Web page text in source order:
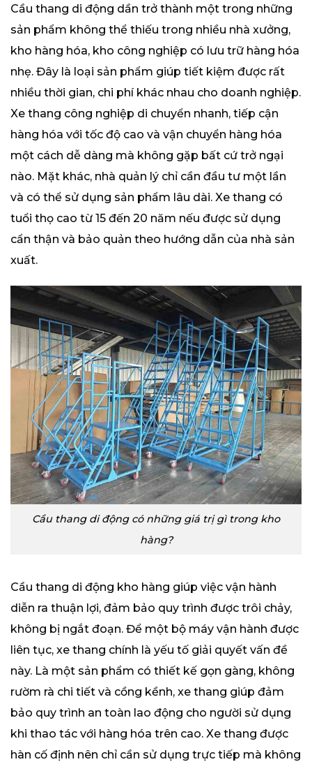
Cầu thang di động dần trở thành một trong những
sản phẩm không thể thiếu trong nhiều nhà xưởng,
kho hàng hóa, kho công nghiệp có lưu trữ hàng hóa
nhẹ. Đây là loại sản phẩm giúp tiết kiệm được rất
nhiều thời gian, chi phí khác nhau cho doanh nghiệp.
Xe thang công nghiệp di chuyển nhanh, tiếp cận
hàng hóa với tốc độ cao và vận chuyển hàng hóa
một cách dễ dàng mà không gặp bất cứ trở ngại
nào. Mặt khác, nhà quản lý chỉ cần đầu tư một lần
và có thể sử dụng sản phẩm lâu dài. Xe thang có
tuổi thọ cao từ 15 đến 20 năm nếu được sử dụng
cẩn thận và bảo quản theo hướng dẫn của nhà sản
xuất.
Cầu thang di động có những giá trị gì trong kho
hàng?
Cầu thang di động kho hàng giúp việc vận hành
diễn ra thuận lợi, đảm bảo quy trình được trôi chảy,
không bị ngắt đoạn. Để một bộ máy vận hành được
liên tục, xe thang chính là yếu tố giải quyết vấn đề
này. Là một sản phẩm có thiết kế gọn gàng, không
rườm rà chi tiết và cồng kềnh, xe thang giúp đảm
bảo quy trình an toàn lao động cho người sử dụng
khi thao tác với hàng hóa trên cao. Xe thang được
hàn cố định nên chỉ cần sử dụng trực tiếp mà không